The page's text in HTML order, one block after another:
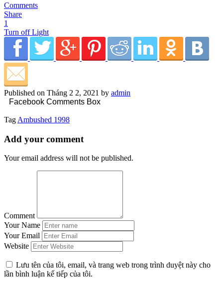
Comments
Share
1
Turn off Light
Published on Tháng 2 2, 2021 by admin
Facebook Comments Box
Tag Ambushed 1998
Add your comment
Your email address will not be published.
Comment
Your Name
Your Email
Website
Lưu tên của tôi, email, và trang web trong trình duyệt này cho
lần bình luận kế tiếp của tôi.